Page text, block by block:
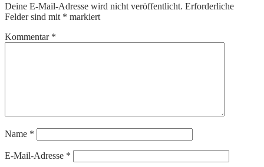
Deine E-Mail-Adresse wird nicht veröffentlicht. Erforderliche
Felder sind mit * markiert
Kommentar *
Name *
E-Mail-Adresse *